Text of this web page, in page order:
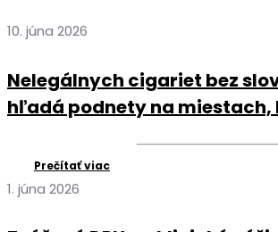
10. júna 2026
Nelegálnych cigariet bez
hľadá podnety na miestach,
Prečítať viac
1. júna 2026